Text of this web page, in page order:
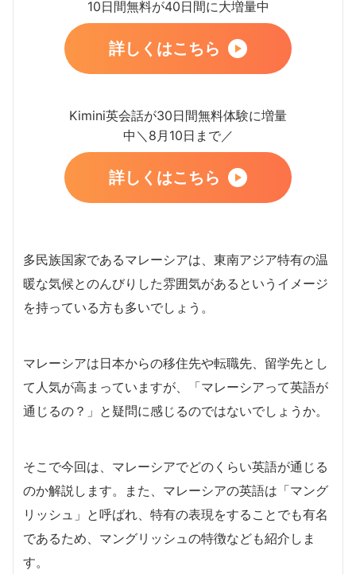
10日間無料が40日間に大増量中
詳しくはこちら
Kimini英会話が30日間無料体験に増量
中＼8月10日まで／
詳しくはこちら
多民族国家であるマレーシアは、東南アジア特有の温
暖な気候とのんびりした雰囲気があるというイメージ
を持っている方も多いでしょう。
マレーシアは日本からの移住先や転職先、留学先とし
て人気が高まっていますが、「マレーシアって英語が
通じるの？」と疑問に感じるのではないでしょうか。
そこで今回は、マレーシアでどのくらい英語が通じる
のか解説します。また、マレーシアの英語は「マング
リッシュ」と呼ばれ、特有の表現をすることでも有名
であるため、マングリッシュの特徴なども紹介しま
す。